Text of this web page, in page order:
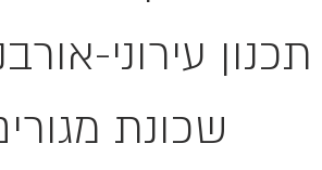
תכנון עירוני-
שכונת